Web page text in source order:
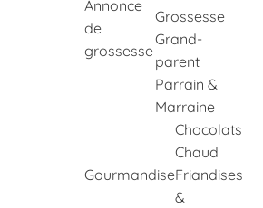
Annonce
de
grossesse
Grossesse
Grand-
parent
Parrain &
Marraine
Gourmandise
Chocolats
Chaud
Friandises
&